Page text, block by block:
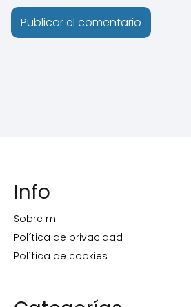
Info
Sobre mi
Política de privacidad
Política de cookies